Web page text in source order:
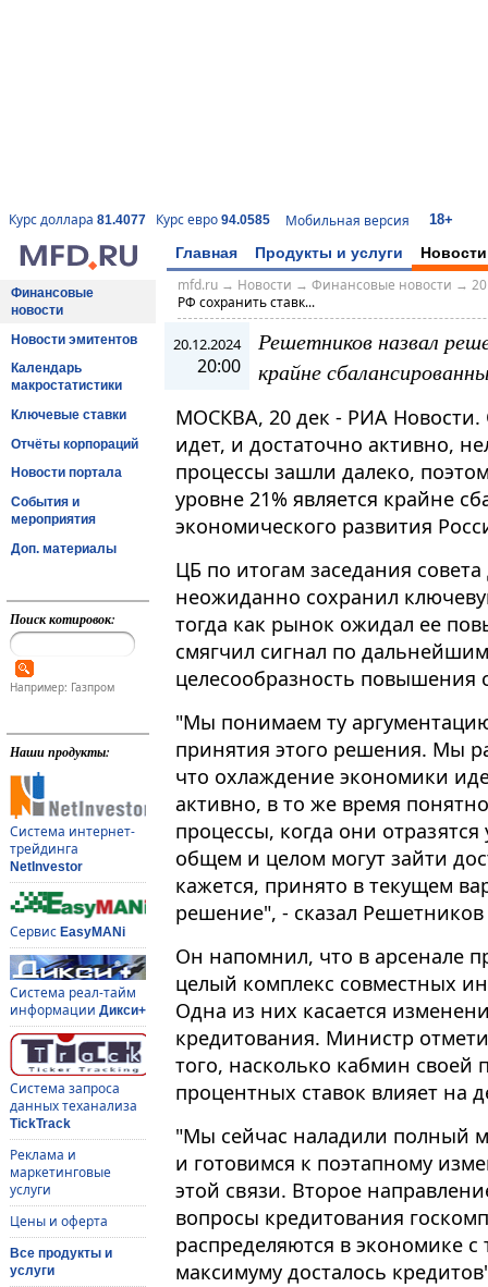
Курс доллара 81.4077 Курс евро 94.0585 Мобильная версия 18+
Главная Продукты и услуги Новости
Финансовые
новости
Новости эмитентов
Календарь
макростатистики
Ключевые ставки
Отчёты корпораций
Новости портала
События и
мероприятия
Доп. материалы
Поиск котировок:
Например: Газпром
Наши продукты:
Система интернет-
трейдинга
NetInvestor
Сервис EasyMANi
Система реал-тайм
информации Дикси+
Система запроса
данных теханализа
TickTrack
Реклама и
маркетинговые
услуги
Цены и оферта
Все продукты и
услуги
mfd.ru→ Новости → Финансовые новости →
РФ сохранить ставк...
20.12.2024
20:00
Решетников назвал
крайне
МОСКВА, 20 дек - РИА
идет, и достаточно активно,
процессы зашли далеко,
уровне 21% является крайне
экономического развития
ЦБ по итогам заседания
неожиданно сохранил
тогда как рынок ожидал ее
смягчил сигнал по
целесообразность
"Мы понимаем ту
принятия этого решения. Мы
что охлаждение экономики
активно, в то же время
процессы, когда они
общем и целом могут зайти
кажется, принято в текущем
решение", - сказал
Он напомнил, что в арсенале
целый комплекс совместных
Одна из них касается
кредитования. Министр
того, насколько кабмин своей
процентных ставок влияет на
"Мы сейчас наладили полный
и готовимся к поэтапному
этой связи. Второе
вопросы кредитования
распределяются в экономике
максимуму досталось